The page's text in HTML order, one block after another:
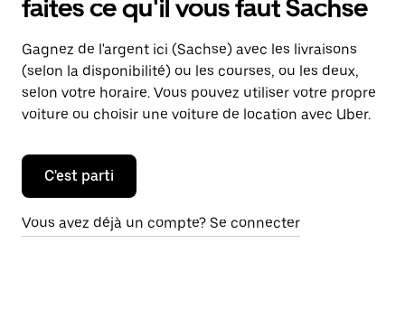
faites ce qu'il vous faut Sachse
Gagnez de l'argent ici (Sachse) avec les livraisons
(selon la disponibilité) ou les courses, ou les deux,
selon votre horaire. Vous pouvez utiliser votre propre
voiture ou choisir une voiture de location avec Uber.
C'est parti
Vous avez déjà un compte? Se connecter